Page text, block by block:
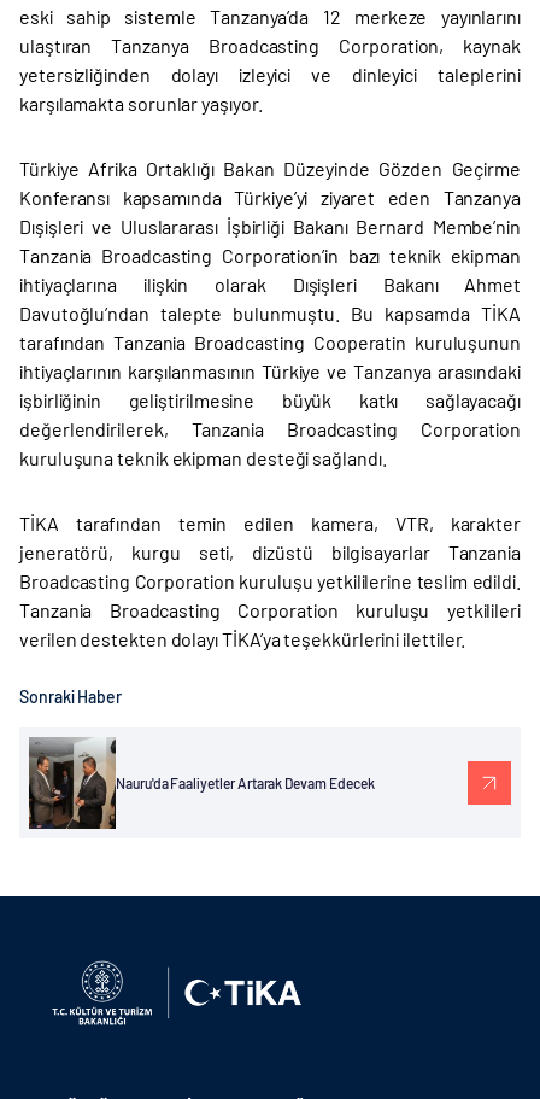
eski sahip sistemle Tanzanya’da 12 merkeze yayınlarını
ulaştıran Tanzanya Broadcasting Corporation, kaynak
yetersizliğinden dolayı izleyici ve dinleyici taleplerini
karşılamakta sorunlar yaşıyor.
Türkiye Afrika Ortaklığı Bakan Düzeyinde Gözden Geçirme
Konferansı kapsamında Türkiye’yi ziyaret eden Tanzanya
Dışişleri ve Uluslararası İşbirliği Bakanı Bernard Membe’nin
Tanzania Broadcasting Corporation’in bazı teknik ekipman
ihtiyaçlarına ilişkin olarak Dışişleri Bakanı Ahmet
Davutoğlu’ndan talepte bulunmuştu. Bu kapsamda TİKA
tarafından Tanzania Broadcasting Cooperatin kuruluşunun
ihtiyaçlarının karşılanmasının Türkiye ve Tanzanya arasındaki
işbirliğinin geliştirilmesine büyük katkı sağlayacağı
değerlendirilerek, Tanzania Broadcasting Corporation
kuruluşuna teknik ekipman desteği sağlandı.
TİKA tarafından temin edilen kamera, VTR, karakter
jeneratörü, kurgu seti, dizüstü bilgisayarlar Tanzania
Broadcasting Corporation kuruluşu yetkililerine teslim edildi.
Tanzania Broadcasting Corporation kuruluşu yetkilileri
verilen destekten dolayı TİKA’ya teşekkürlerini ilettiler.
Sonraki Haber
Nauru'da Faaliyetler Artarak Devam Edecek